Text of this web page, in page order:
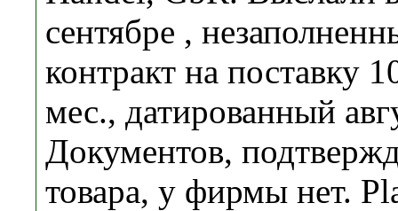
сентябре ,
контракт на поставку
мес., датированный
Документов,
товара, у фирмы нет.